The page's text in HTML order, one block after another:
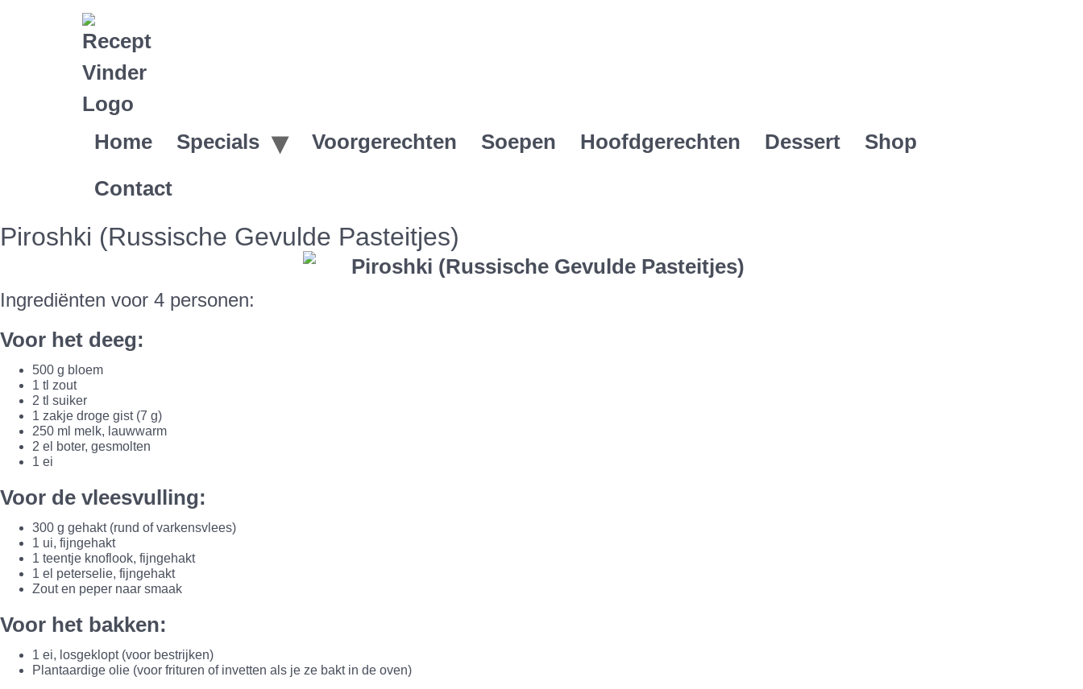
Home Specials Voorgerechten Soepen Hoofdgerechten Dessert
Shop
Contact
Piroshki (Russische Gevulde Pasteitjes)
Ingrediënten voor 4 personen:
Voor het deeg:
500 g bloem
1 tl zout
2 tl suiker
1 zakje droge gist (7 g)
250 ml melk, lauwwarm
2 el boter, gesmolten
1 ei
Voor de vleesvulling:
300 g gehakt (rund of varkensvlees)
1 ui, fijngehakt
1 teentje knoflook, fijngehakt
1 el peterselie, fijngehakt
Zout en peper naar smaak
Voor het bakken:
1 ei, losgeklopt (voor bestrijken)
Plantaardige olie (voor frituren of invetten als je ze bakt in de oven)